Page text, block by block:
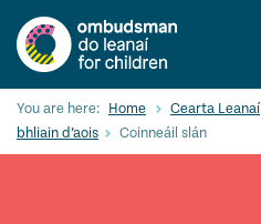
main
content
Cuardaigh
You are here: Home Cearta Leanaí
bhliain d’aois
Coinneáil slán